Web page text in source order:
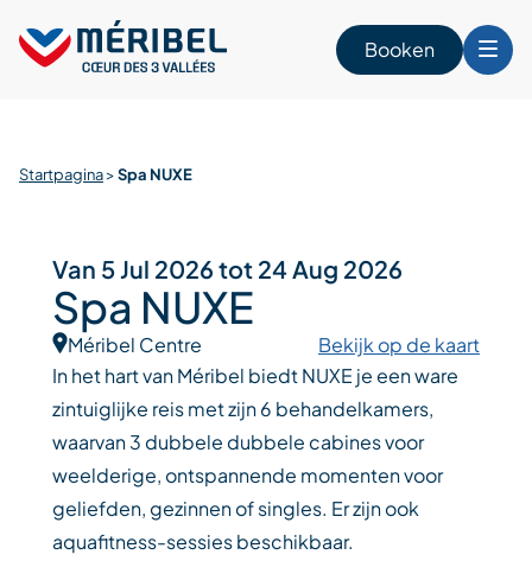
content
Booken
Startpagina>Spa NUXE
Van 5 Jul 2026 tot 24 Aug 2026
Spa NUXE
Méribel Centre
Bekijk op de kaart
In het hart van Méribel biedt NUXE je een ware
zintuiglijke reis met zijn 6 behandelkamers,
waarvan 3 dubbele dubbele cabines voor
weelderige, ontspannende momenten voor
geliefden, gezinnen of singles. Er zijn ook
aquafitness-sessies beschikbaar.